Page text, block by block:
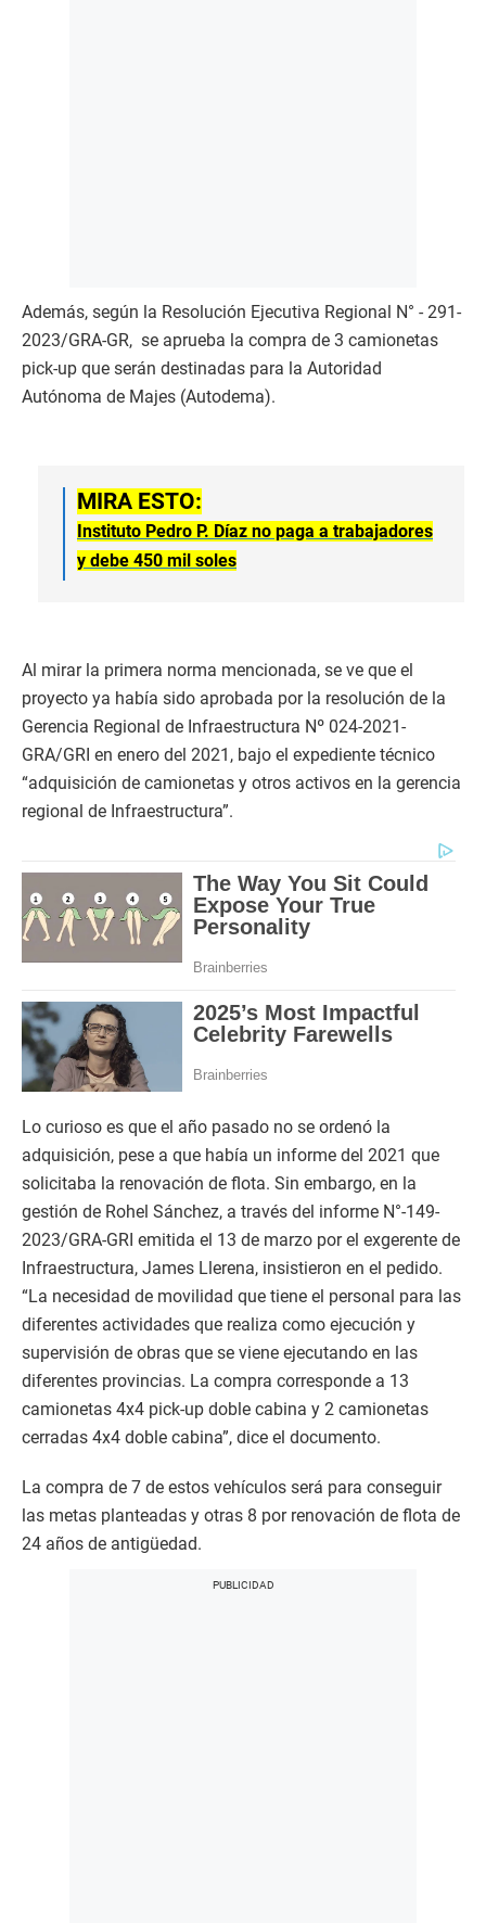
Además, según la Resolución Ejecutiva Regional N° - 291-
2023/GRA-GR, se aprueba la compra de 3 camionetas
pick-up que serán destinadas para la Autoridad
Autónoma de Majes (Autodema).
MIRA ESTO:
Instituto Pedro P. Díaz no paga a trabajadores
y debe 450 mil soles
Al mirar la primera norma mencionada, se ve que el
proyecto ya había sido aprobada por la resolución de la
Gerencia Regional de Infraestructura Nº 024-2021-
GRA/GRI en enero del 2021, bajo el expediente técnico
“adquisición de camionetas y otros activos en la gerencia
regional de Infraestructura”.
Lo curioso es que el año pasado no se ordenó la
adquisición, pese a que había un informe del 2021 que
solicitaba la renovación de flota. Sin embargo, en la
gestión de Rohel Sánchez, a través del informe N°-149-
2023/GRA-GRI emitida el 13 de marzo por el exgerente de
Infraestructura, James Llerena, insistieron en el pedido.
“La necesidad de movilidad que tiene el personal para las
diferentes actividades que realiza como ejecución y
supervisión de obras que se viene ejecutando en las
diferentes provincias. La compra corresponde a 13
camionetas 4x4 pick-up doble cabina y 2 camionetas
cerradas 4x4 doble cabina”, dice el documento.
La compra de 7 de estos vehículos será para conseguir
las metas planteadas y otras 8 por renovación de flota de
24 años de antigüedad.